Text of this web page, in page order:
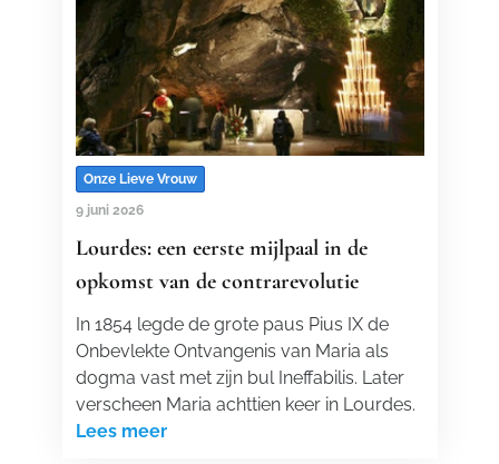
Onze Lieve Vrouw
9 juni 2026
Lourdes: een eerste mijlpaal in de
opkomst van de contrarevolutie
In 1854 legde de grote paus Pius IX de
Onbevlekte Ontvangenis van Maria als
dogma vast met zijn bul Ineffabilis. Later
verscheen Maria achttien keer in Lourdes.
Lees meer